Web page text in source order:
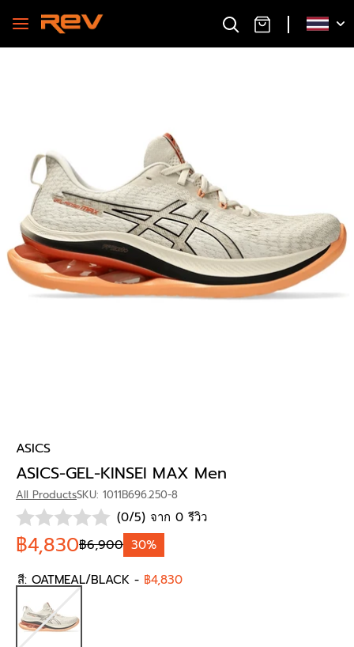
ASICS
ASICS-GEL-KINSEI MAX Men
All ProductsSKU: 1011B696.250-8
(0/5) จาก 0 รีวิว
฿4,830฿6,900 30%
สี: OATMEAL/BLACK - ฿4,830